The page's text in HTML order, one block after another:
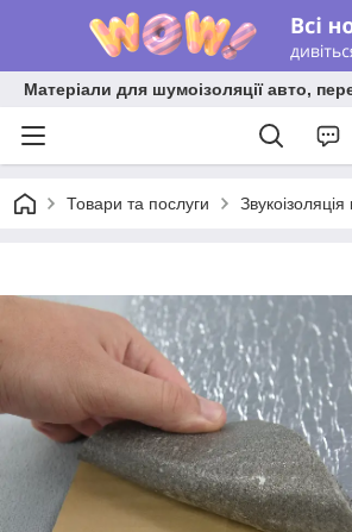
Матеріали для шумоізоляції авто,
Товари та послуги